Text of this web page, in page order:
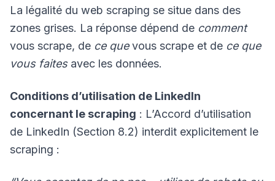
La légalité du web scraping se situe dans des
zones grises. La réponse dépend de comment
vous scrape, de ce quevous scrape et de ce que
vous faitesavec les données.
Conditions d’utilisation de LinkedIn
concernant le scraping : L’Accord d’utilisation
de LinkedIn (Section 8.2) interdit explicitement le
scraping :